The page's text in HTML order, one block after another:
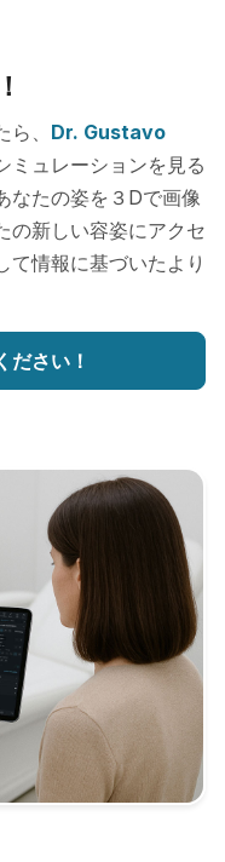
、 Dr. Gustavo
ミュレーションを見る
なたの姿を３Dで画像
の新しい容姿にアクセ
て情報に基づいたより
ださい！